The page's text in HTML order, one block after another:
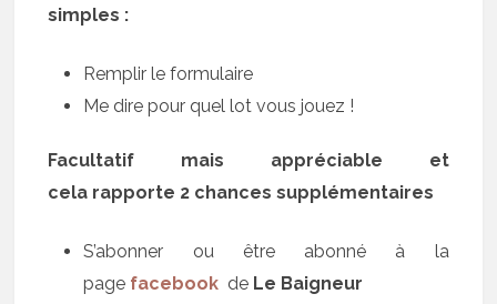
simples :
Remplir le formulaire
Me dire pour quel lot vous jouez !
Facultatif mais appréciable et
cela rapporte 2 chances supplémentaires
S’abonner ou être abonné à la
page facebook de Le Baigneur